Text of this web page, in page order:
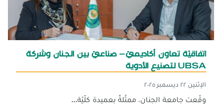
اتفاقيّة تعاون أكاديميّ– صناعيّ بين الجنان وشركة
UBSA لتصنيع الأدوية
الإثنين ٢٢ ديسمبر ٢٠٢٥
وقّعت جامعة الجنان، ممثّلةً بعميدة كلّيّة...